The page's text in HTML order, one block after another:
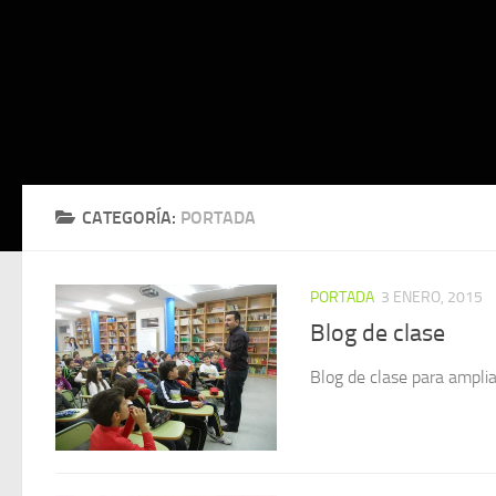
CATEGORÍA: PORTADA
PORTADA 3 ENERO, 2015
Blog de clase
Blog de clase para